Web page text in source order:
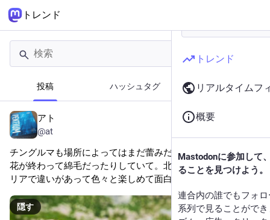
トレンド
投稿 ハッシュタグ ニュース
アト
@at
チングルマも場所によってはまだ蕾みだったり花だったり、
花が終わって綿毛だったりしていて。北アルプスの中でもエ
リアで違いがあって色々と楽しめて面白い。
隠す
トレンド
リアルタイムフ
概要
Mastodonに参加して
ることを見つけよう。
連合内の誰でもフォ
系列で見ることがで